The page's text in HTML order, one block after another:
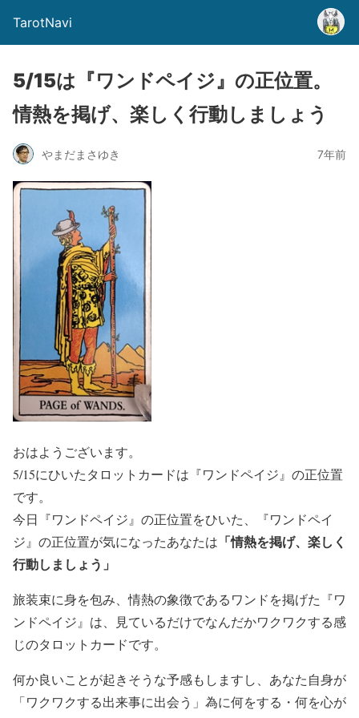
TarotNavi
5/15は『ワンドペイジ』の正位置。
情熱を掲げ、楽しく行動しましょう
やまだまさゆき 7年前
おはようございます。
5/15にひいたタロットカードは『ワンドペイジ』の正位置
です。
今日『ワンドペイジ』の正位置をひいた、『ワンドペイ
ジ』の正位置が気になったあなたは 「情熱を掲げ、楽しく
行動しましょう」
旅装束に身を包み、情熱の象徴であるワンドを掲げた『ワ
ンドペイジ』は、見ているだけでなんだかワクワクする感
じのタロットカードです。
何か良いことが起きそうな予感もしますし、あなた自身が
「ワクワクする出来事に出会う」為に何をする・何を心が